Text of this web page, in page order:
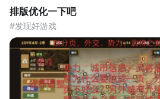
排版优化一下吧
#发现好游戏